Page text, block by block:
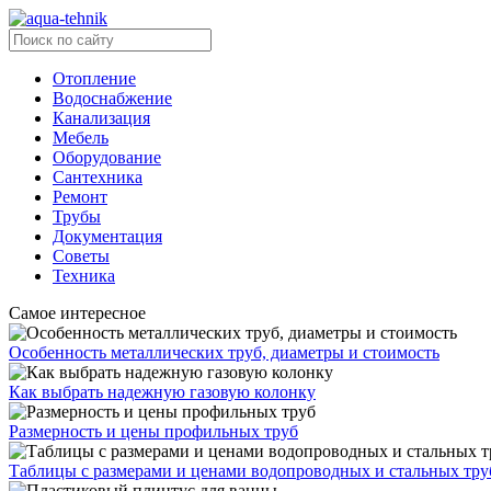
Отопление
Водоснабжение
Канализация
Мебель
Оборудование
Сантехника
Ремонт
Трубы
Документация
Советы
Техника
Самое интересное
Особенность металлических труб, диаметры и стоимость
Как выбрать надежную газовую колонку
Размерность и цены профильных труб
Таблицы с размерами и ценами водопроводных и стальных